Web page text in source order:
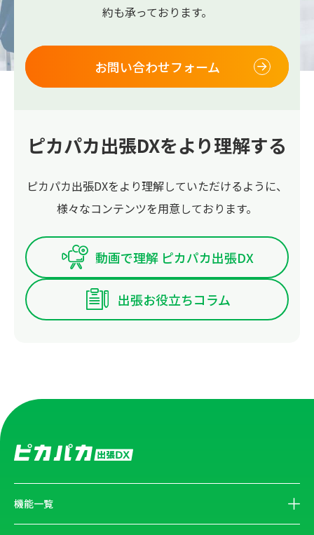
約も承っております。
お問い合わせフォーム
ピカパカ出張DXをより理解する
ピカパカ出張DXをより理解していただけるように、
様々なコンテンツを用意しております。
動画で理解 ピカパカ出張DX
出張お役立ちコラム
機能一覧